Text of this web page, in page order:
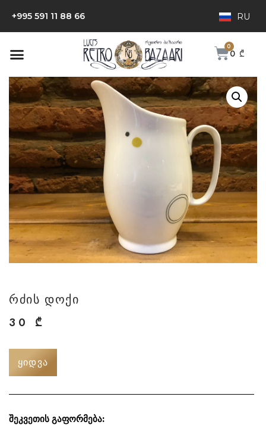
+995 591 11 88 66 RU
0 ₾
რძის დოქი
30 ₾
ᲧᲘᲓᲕᲐ
შეკვეთის გაფორმება: